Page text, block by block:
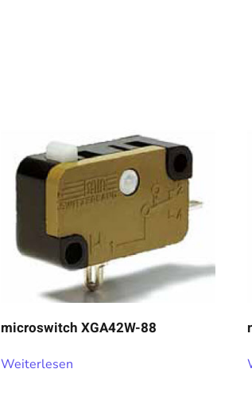
microswitch XGA42W-88
Weiterlesen